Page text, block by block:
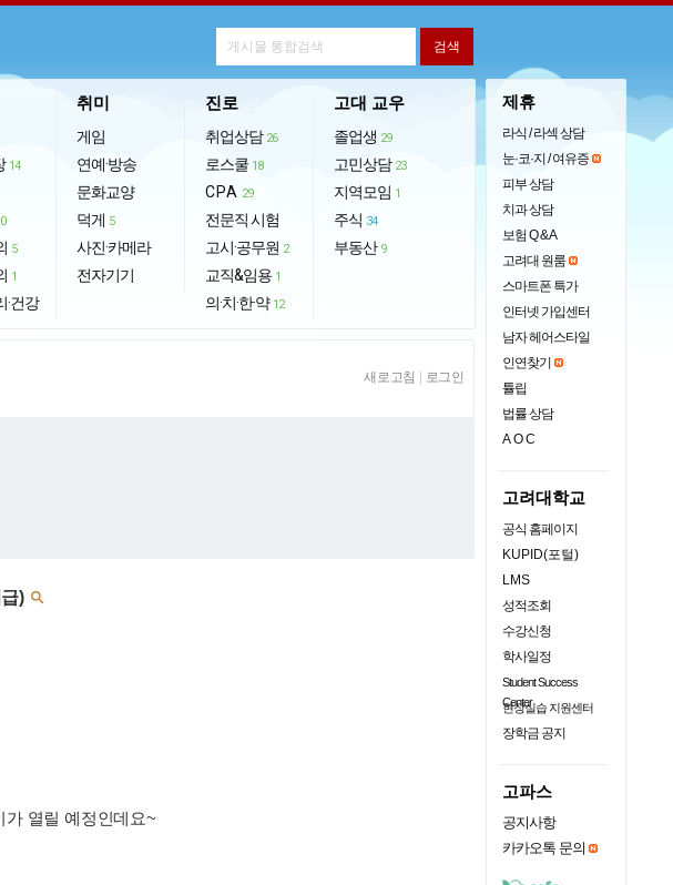
14
5
1
·건강
취미
게임
연예·방송
문화교양
덕게 5
사진·카메라
전자기기
진로
취업상담 26
로스쿨 18
CPA 29
전문직 시험
고시·공무원 2
교직&임용 1
의·치·한·약 12
고대 교우
졸업생 29
고민상담 23
지역모임 1
주식 34
부동산 9
새로고침 로그인
) 
가 열릴 예정인데요~
제휴
라식 / 라섹 상담
눈·코·지 / 여유증
피부 상담
치과 상담
보험 Q & A
고려대 원룸
스마트폰 특가
인터넷 가입센터
남자 헤어스타일
인연찾기
튤립
법률 상담
AOC
고려대학교
공식 홈페이지
KUPID(포털)
LMS
성적조회
수강신청
학사일정
Student Success
Center
현장실습 지원센터
장학금 공지
고파스
공지사항
카카오톡 문의